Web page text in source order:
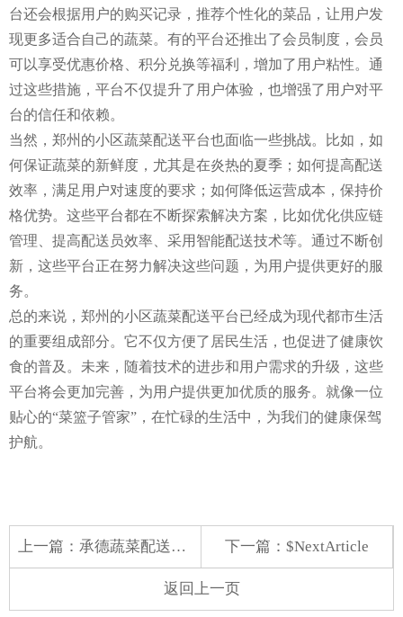
台还会根据用户的购买记录，推荐个性化的菜品，让用户发
现更多适合自己的蔬菜。有的平台还推出了会员制度，会员
可以享受优惠价格、积分兑换等福利，增加了用户粘性。通
过这些措施，平台不仅提升了用户体验，也增强了用户对平
台的信任和依赖。
当然，郑州的小区蔬菜配送平台也面临一些挑战。比如，如
何保证蔬菜的新鲜度，尤其是在炎热的夏季；如何提高配送
效率，满足用户对速度的要求；如何降低运营成本，保持价
格优势。这些平台都在不断探索解决方案，比如优化供应链
管理、提高配送员效率、采用智能配送技术等。通过不断创
新，这些平台正在努力解决这些问题，为用户提供更好的服
务。
总的来说，郑州的小区蔬菜配送平台已经成为现代都市生活
的重要组成部分。它不仅方便了居民生活，也促进了健康饮
食的普及。未来，随着技术的进步和用户需求的升级，这些
平台将会更加完善，为用户提供更加优质的服务。就像一位
贴心的“菜篮子管家”，在忙碌的生活中，为我们的健康保驾
护航。
上一篇： 承德蔬菜配送app平台 下一篇：$NextArticle
返回上一页